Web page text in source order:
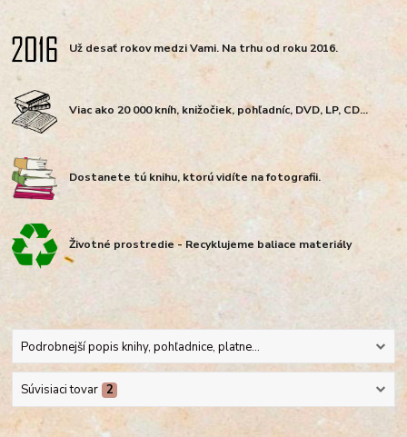
Už desať rokov medzi Vami. Na trhu od roku 2016.
Viac ako 20 000 kníh, knižočiek, pohľadníc, DVD, LP, CD...
Dostanete tú knihu, ktorú vidíte na fotografii.
Životné prostredie - Recyklujeme baliace materiály
Podrobnejší popis knihy, pohľadnice, platne...
Súvisiaci tovar 2